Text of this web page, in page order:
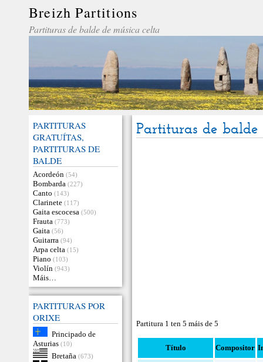
Breizh Partitions
Partituras de balde de música celta
PARTITURAS
GRATUÍTAS,
PARTITURAS DE
BALDE
Acordeón (54)
Bombarda (227)
Canto (143)
Clarinete (117)
Gaita escocesa (500)
Frauta (773)
Gaita (56)
Guitarra (94)
Arpa celta (15)
Piano (103)
Violín (943)
Máis…
PARTITURAS POR
ORIXE
Principado de
Asturias (10)
Bretaña (673)
Partituras de
Partitura 1 ten 5 máis de 5
Título Compositor